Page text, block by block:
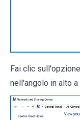
Fai clic
nell'angolo in alto